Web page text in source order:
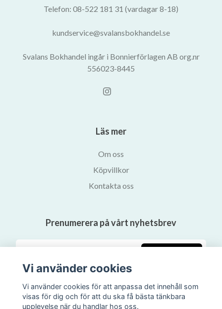
Telefon: 08-522 181 31 (vardagar 8-18)
kundservice@svalansbokhandel.se
Svalans Bokhandel ingår i Bonnierförlagen AB org.nr
556023-8445
Läs mer
Om oss
Köpvillkor
Kontakta oss
Prenumerera på vårt nyhetsbrev
Vi använder cookies
Vi använder cookies för att anpassa det innehåll som
visas för dig och för att du ska få bästa tänkbara
upplevelse när du handlar hos oss.